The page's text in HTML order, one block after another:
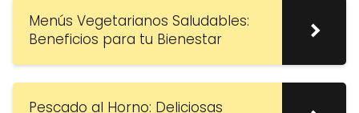
Menús Vegetarianos Saludables:
Beneficios para tu Bienestar
Pescado al Horno: Deliciosas